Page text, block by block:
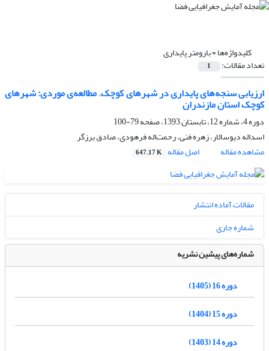
کلیدواژه‌ها =بارومتر پایداری
تعداد مقالات: 1
ارزیابی سنجه‌های پایداری در شهرهای کوچک. مطالعه‌ی موردی: شهرهای
کوچک استان مازندران
دوره 4، شماره 12، تابستان 1393، صفحه
79-100
اسداله دیوسالار، زهره فنی، رحمت‌اله فرهودی، صادق برزگر
مشاهده مقاله
اصل مقاله 647.17 K
مقالات آماده انتشار
شماره جاری
شماره‌های پیشین نشریه
دوره 16 (1405)
دوره 15 (1404)
دوره 14 (1403)